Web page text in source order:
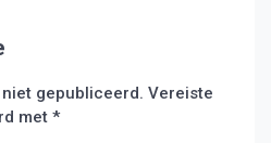
gepubliceerd. Vereiste
met *